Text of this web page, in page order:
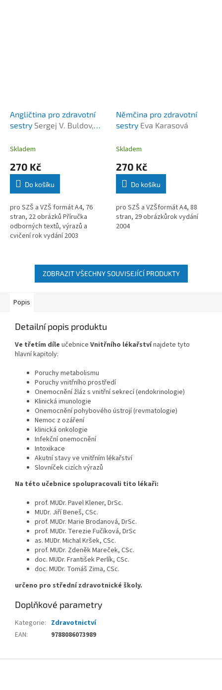
Angličtina pro zdravotní
sestry Sergej V. Buldov,
Skladem
270 Kč
Do košíku
pro SZŠ a VZŠ formát A4, 76
stran, 22 obrázků Příručka
odborných textů, výrazů a
cvičení rok vydání 2003
Němčina pro zdravotní
sestry Eva Karasová
Skladem
270 Kč
Do košíku
pro SZŠ a VZŠformát A4, 88
stran, 29 obrázkůrok vydání
2004
ZOBRAZIT VŠECHNY SOUVISEJÍCÍ PRODUKTY
Popis
Detailní popis produktu
Ve třetím díle učebnice Vnitřního lékařstvínajdete tyto
hlavní kapitoly:
Poruchy metabolismu
Poruchy vnitřního prostředí
Onemocnění žláz s vnitřní sekrecí (endokrinologie)
Klinická imunologie
Onemocnění pohybového ústrojí (revmatologie)
Nemoc z ozáření
klinická onkologie
Infekční onemocnění
Intoxikace
Akutní stavy ve vnitřním lékařství
Slovníček cizích výrazů
Na této učebnice spolupracovali tito lékaři:
prof. MUDr. Pavel Klener, DrSc.
MUDr. Jiří Beneš, CSc.
prof. MUDr. Marie Brodanová, DrSc.
prof. MUDr. Terezie Fučíková, DrSc
as. MUDr. Michal Kršek, CSc.
prof. MUDr. Zdeněk Mareček, CSc.
doc. MUDr. František Perlík, CSc.
doc. MUDr. Tomáš Zima, CSc.
určeno pro střední zdravotnické školy.
Doplňkové parametry
Kategorie: Zdravotnictví
EAN: 9788086073989